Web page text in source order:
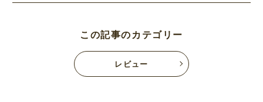
この記事のカテゴリー
レビュー